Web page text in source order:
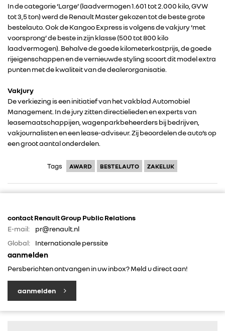
RENAULT
DACIA
ALPINE
ALLIANCE
FOTO’S & VIDEO’S
CONTACT
In de categorie ‘Large’ (laadvermogen 1.601 tot 2.000 kilo, GVW
tot 3,5 ton) werd de Renault Master gekozen tot de beste grote
bestelauto. Ook de Kangoo Express is volgens de vakjury ‘met
voorsprong’ de beste in zijn klasse (500 tot 800 kilo
laadvermogen). Behalve de goede kilometerkostprijs, de goede
rijeigenschappen en de vernieuwde styling scoort dit model extra
punten met de kwaliteit van de dealerorganisatie.
Vakjury
De verkiezing is een initiatief van het vakblad Automobiel
Management. In de jury zitten directielieden en experts van
leasemaatschappijen, wagenparkbeheerders bij bedrijven,
vakjournalisten en een lease-adviseur. Zij beoordelen de auto’s op
een groot aantal onderdelen.
Tags AWARD BESTELAUTO ZAKELIJK
contact Renault Group Public Relations
E-mail:
pr@renault.nl
Global:
Internationale perssite
aanmelden
Persberichten ontvangen in uw inbox? Meld u direct aan!
aanmelden